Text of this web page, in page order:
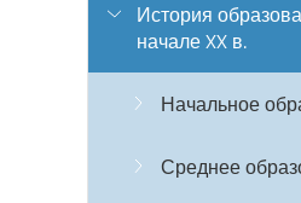
История
начале XX в.
Начальное
Среднее